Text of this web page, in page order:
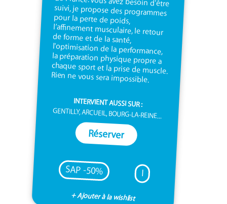
Rien ne vous sera impossible.
INTERVIENT AUSSI SUR :
GENTILLY, ARCUEIL, BOURG-LA-REINE...
Réserver
SAP -50% I
+ Ajouter à la wishlist